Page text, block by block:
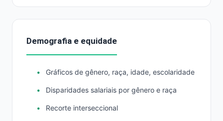
Demografia e equidade
Gráficos de gênero, raça, idade, escolaridade
Disparidades salariais por gênero e raça
Recorte interseccional